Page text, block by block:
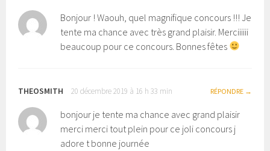
Bonjour ! Waouh, quel magnifique concours !!! Je
tente ma chance avec très grand plaisir. Merciiiiii
beaucoup pour ce concours. Bonnes fêtes
THEOSMITH 20 décembre 2019 à 16 h 33 min RÉPONDRE
bonjour je tente ma chance avec grand plaisir
merci merci tout plein pour ce joli concours j
adore t bonne journée